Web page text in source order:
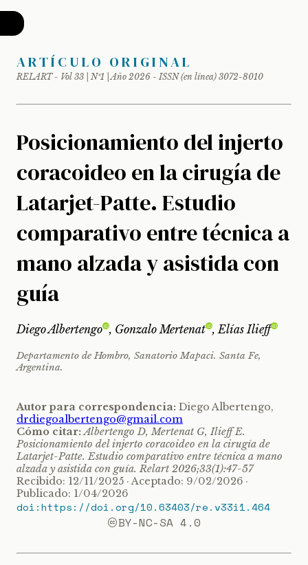
ARTÍCULO ORIGINAL
RELART - Vol 33 | Nº1 | Año 2026 - ISSN (en línea) 3072-8010
Posicionamiento del injerto
coracoideo en la cirugía de
Latarjet-Patte. Estudio
comparativo entre técnica a
mano alzada y asistida con
guía
Diego Albertengo ID , Gonzalo Mertenat ID , Elías Ilieff ID
Departamento de Hombro, Sanatorio Mapaci. Santa Fe,
Argentina.
Autor para correspondencia: Diego Albertengo,
drdiegoalbertengo@gmail.com
Cómo citar: Albertengo D, Mertenat G, Ilieff E.
Posicionamiento del injerto coracoideo en la cirugía de
Latarjet-Patte. Estudio comparativo entre técnica a mano
alzada y asistida con guía. Relart 2026;33(1):47-57
Recibido: 12/11/2025 · Aceptado: 9/02/2026 ·
Publicado: 1/04/2026
doi:https://doi.org/10.63403/re.v33i1.464
BY-NC-SA 4.0